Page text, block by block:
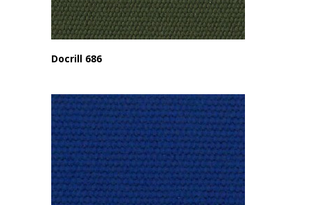
Docrill 686